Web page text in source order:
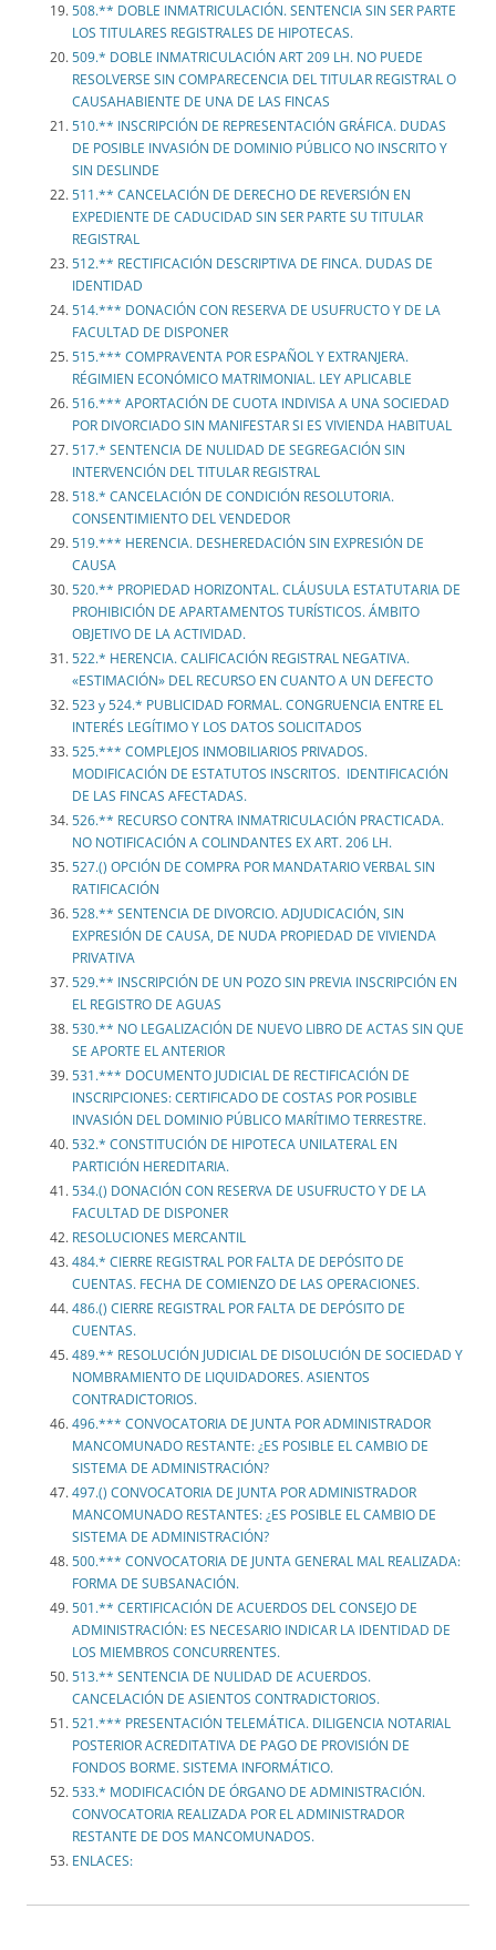
508.** DOBLE INMATRICULACIÓN. SENTENCIA SIN SER PARTE
LOS TITULARES REGISTRALES DE HIPOTECAS.
509.* DOBLE INMATRICULACIÓN ART 209 LH. NO PUEDE
RESOLVERSE SIN COMPARECENCIA DEL TITULAR REGISTRAL O
CAUSAHABIENTE DE UNA DE LAS FINCAS
510.** INSCRIPCIÓN DE REPRESENTACIÓN GRÁFICA. DUDAS
DE POSIBLE INVASIÓN DE DOMINIO PÚBLICO NO INSCRITO Y
SIN DESLINDE
511.** CANCELACIÓN DE DERECHO DE REVERSIÓN EN
EXPEDIENTE DE CADUCIDAD SIN SER PARTE SU TITULAR
REGISTRAL
512.** RECTIFICACIÓN DESCRIPTIVA DE FINCA. DUDAS DE
IDENTIDAD
514.*** DONACIÓN CON RESERVA DE USUFRUCTO Y DE LA
FACULTAD DE DISPONER
515.*** COMPRAVENTA POR ESPAÑOL Y EXTRANJERA.
RÉGIMIEN ECONÓMICO MATRIMONIAL. LEY APLICABLE
516.*** APORTACIÓN DE CUOTA INDIVISA A UNA SOCIEDAD
POR DIVORCIADO SIN MANIFESTAR SI ES VIVIENDA HABITUAL
517.* SENTENCIA DE NULIDAD DE SEGREGACIÓN SIN
INTERVENCIÓN DEL TITULAR REGISTRAL
518.* CANCELACIÓN DE CONDICIÓN RESOLUTORIA.
CONSENTIMIENTO DEL VENDEDOR
519.*** HERENCIA. DESHEREDACIÓN SIN EXPRESIÓN DE
CAUSA
520.** PROPIEDAD HORIZONTAL. CLÁUSULA ESTATUTARIA DE
PROHIBICIÓN DE APARTAMENTOS TURÍSTICOS. ÁMBITO
OBJETIVO DE LA ACTIVIDAD.
522.* HERENCIA. CALIFICACIÓN REGISTRAL NEGATIVA.
«ESTIMACIÓN» DEL RECURSO EN CUANTO A UN DEFECTO
523 y 524.* PUBLICIDAD FORMAL. CONGRUENCIA ENTRE EL
INTERÉS LEGÍTIMO Y LOS DATOS SOLICITADOS
525.*** COMPLEJOS INMOBILIARIOS PRIVADOS.
MODIFICACIÓN DE ESTATUTOS INSCRITOS. IDENTIFICACIÓN
DE LAS FINCAS AFECTADAS.
526.** RECURSO CONTRA INMATRICULACIÓN PRACTICADA.
NO NOTIFICACIÓN A COLINDANTES EX ART. 206 LH.
527.() OPCIÓN DE COMPRA POR MANDATARIO VERBAL SIN
RATIFICACIÓN
528.** SENTENCIA DE DIVORCIO. ADJUDICACIÓN, SIN
EXPRESIÓN DE CAUSA, DE NUDA PROPIEDAD DE VIVIENDA
PRIVATIVA
529.** INSCRIPCIÓN DE UN POZO SIN PREVIA INSCRIPCIÓN EN
EL REGISTRO DE AGUAS
530.** NO LEGALIZACIÓN DE NUEVO LIBRO DE ACTAS SIN QUE
SE APORTE EL ANTERIOR
531.*** DOCUMENTO JUDICIAL DE RECTIFICACIÓN DE
INSCRIPCIONES: CERTIFICADO DE COSTAS POR POSIBLE
INVASIÓN DEL DOMINIO PÚBLICO MARÍTIMO TERRESTRE.
532.* CONSTITUCIÓN DE HIPOTECA UNILATERAL EN
PARTICIÓN HEREDITARIA.
534.() DONACIÓN CON RESERVA DE USUFRUCTO Y DE LA
FACULTAD DE DISPONER
RESOLUCIONES MERCANTIL
484.* CIERRE REGISTRAL POR FALTA DE DEPÓSITO DE
CUENTAS. FECHA DE COMIENZO DE LAS OPERACIONES.
486.() CIERRE REGISTRAL POR FALTA DE DEPÓSITO DE
CUENTAS.
489.** RESOLUCIÓN JUDICIAL DE DISOLUCIÓN DE SOCIEDAD Y
NOMBRAMIENTO DE LIQUIDADORES. ASIENTOS
CONTRADICTORIOS.
496.*** CONVOCATORIA DE JUNTA POR ADMINISTRADOR
MANCOMUNADO RESTANTE: ¿ES POSIBLE EL CAMBIO DE
SISTEMA DE ADMINISTRACIÓN?
497.() CONVOCATORIA DE JUNTA POR ADMINISTRADOR
MANCOMUNADO RESTANTES: ¿ES POSIBLE EL CAMBIO DE
SISTEMA DE ADMINISTRACIÓN?
500.*** CONVOCATORIA DE JUNTA GENERAL MAL REALIZADA:
FORMA DE SUBSANACIÓN.
501.** CERTIFICACIÓN DE ACUERDOS DEL CONSEJO DE
ADMINISTRACIÓN: ES NECESARIO INDICAR LA IDENTIDAD DE
LOS MIEMBROS CONCURRENTES.
513.** SENTENCIA DE NULIDAD DE ACUERDOS.
CANCELACIÓN DE ASIENTOS CONTRADICTORIOS.
521.*** PRESENTACIÓN TELEMÁTICA. DILIGENCIA NOTARIAL
POSTERIOR ACREDITATIVA DE PAGO DE PROVISIÓN DE
FONDOS BORME. SISTEMA INFORMÁTICO.
533.* MODIFICACIÓN DE ÓRGANO DE ADMINISTRACIÓN.
CONVOCATORIA REALIZADA POR EL ADMINISTRADOR
RESTANTE DE DOS MANCOMUNADOS.
ENLACES: